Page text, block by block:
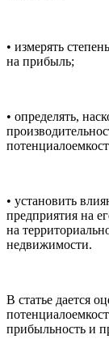
• измерять
на прибыль;
• определять,
• установить
предприятия на
на
недвижимости.
В статье дается
прибыльность и